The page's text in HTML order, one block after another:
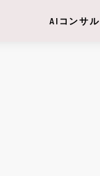
AIコンサル